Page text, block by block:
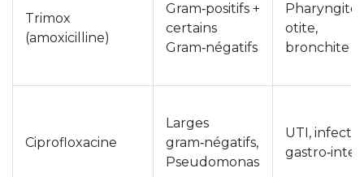
Trimox
(amoxicilline)
Gram‑positifs +
certains
Gram‑négatifs
Pharyngite,
otite,
bronchite
Ciprofloxacine
Larges
gram‑négatifs,
Pseudomonas
UTI,